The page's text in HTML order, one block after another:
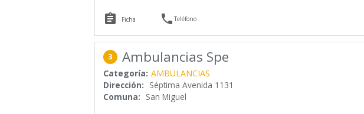
 Ficha Teléfono
3 Ambulancias Spe
Categoría: AMBULANCIAS
Dirección: Séptima Avenida 1131
Comuna: San Miguel